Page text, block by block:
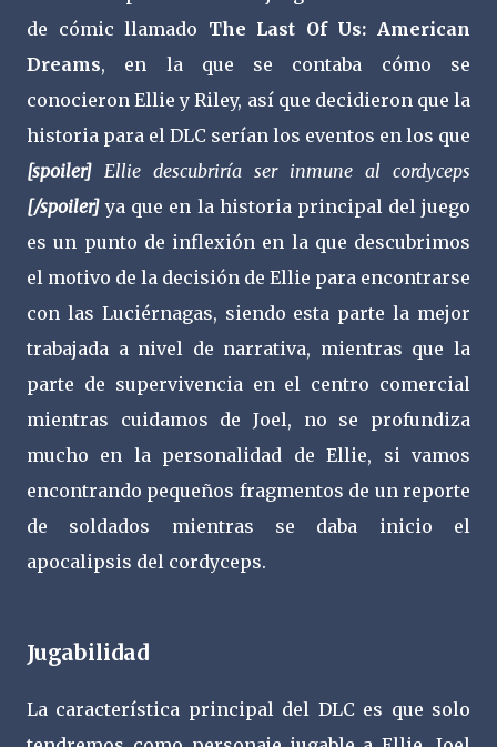
de cómic llamado The Last Of Us: American
Dreams, en la que se contaba cómo se
conocieron Ellie y Riley, así que decidieron que la
historia para el DLC serían los eventos en los que
[spoiler] Ellie descubriría ser inmune al cordyceps
[/spoiler] ya que en la historia principal del juego
es un punto de inflexión en la que descubrimos
el motivo de la decisión de Ellie para encontrarse
con las Luciérnagas, siendo esta parte la mejor
trabajada a nivel de narrativa, mientras que la
parte de supervivencia en el centro comercial
mientras cuidamos de Joel, no se profundiza
mucho en la personalidad de Ellie, si vamos
encontrando pequeños fragmentos de un reporte
de soldados mientras se daba inicio el
apocalipsis del cordyceps.
Jugabilidad
La característica principal del DLC es que solo